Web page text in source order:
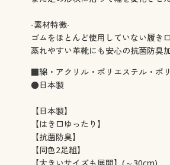
-素材特徴-
ゴムをほとんど使用していない履き
蒸れやすい革靴にも安心の抗菌防臭加
■綿・アクリル・ポリエステル・ポ
●日本製
【日本製】
【はき口ゆったり】
【抗菌防臭】
【同色2足組】